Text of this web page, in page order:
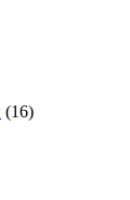
(16)